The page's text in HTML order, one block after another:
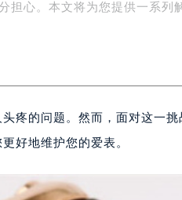
担心。本文将为您提供一系列
疼的问题。然而，面对这一
好地维护您的爱表。